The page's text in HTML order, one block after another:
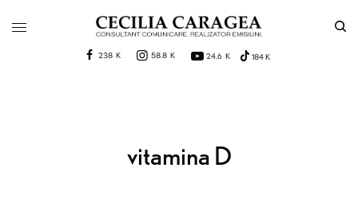
238 K 58.8 K 24.6 K 184 K
vitamina D